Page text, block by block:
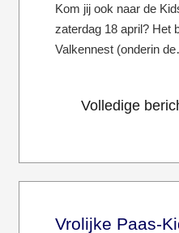
Kom jij ook naar de
zaterdag 18 april? Het
Valkennest (onderin
Volledige
Vrolijke Paas-